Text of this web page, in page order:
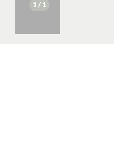
1 / 1